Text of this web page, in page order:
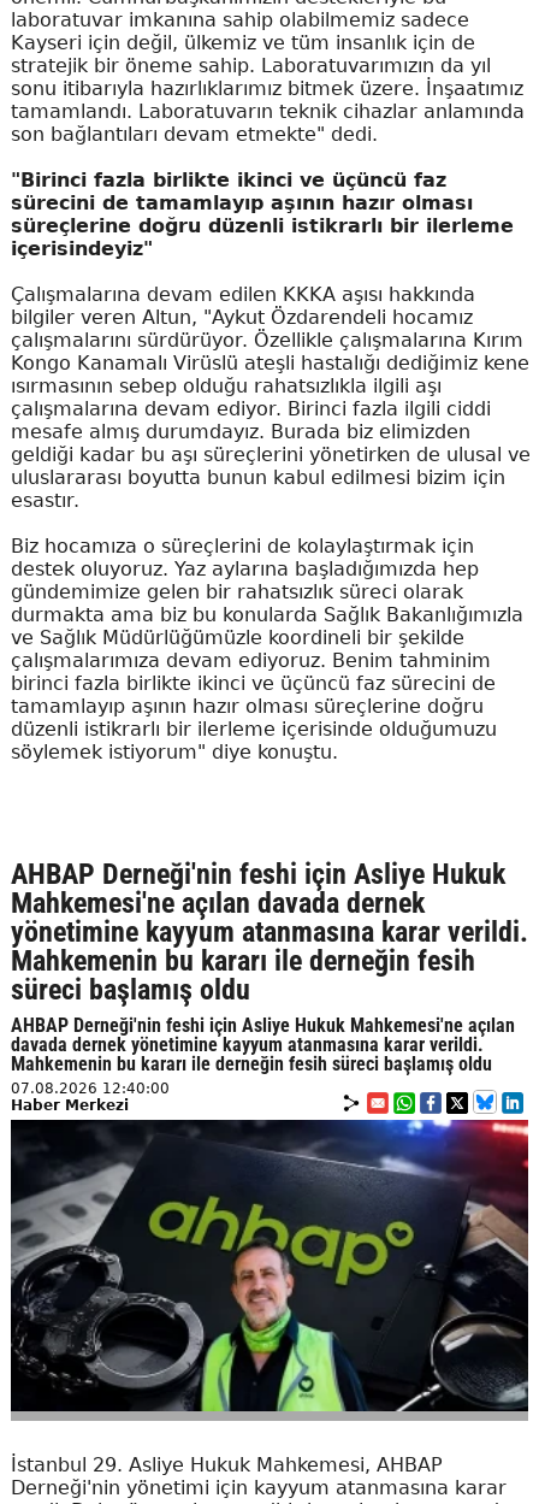
laboratuvar imkanına sahip olabilmemiz sadece
Kayseri için değil, ülkemiz ve tüm insanlık için de
stratejik bir öneme sahip. Laboratuvarımızın da yıl
sonu itibarıyla hazırlıklarımız bitmek üzere. İnşaatımız
tamamlandı. Laboratuvarın teknik cihazlar anlamında
son bağlantıları devam etmekte" dedi.
"Birinci fazla birlikte ikinci ve üçüncü faz
sürecini de tamamlayıp aşının hazır olması
süreçlerine doğru düzenli istikrarlı bir ilerleme
içerisindeyiz"
Çalışmalarına devam edilen KKKA aşısı hakkında
bilgiler veren Altun, "Aykut Özdarendeli hocamız
çalışmalarını sürdürüyor. Özellikle çalışmalarına Kırım
Kongo Kanamalı Virüslü ateşli hastalığı dediğimiz kene
ısırmasının sebep olduğu rahatsızlıkla ilgili aşı
çalışmalarına devam ediyor. Birinci fazla ilgili ciddi
mesafe almış durumdayız. Burada biz elimizden
geldiği kadar bu aşı süreçlerini yönetirken de ulusal ve
uluslararası boyutta bunun kabul edilmesi bizim için
esastır.
Biz hocamıza o süreçlerini de kolaylaştırmak için
destek oluyoruz. Yaz aylarına başladığımızda hep
gündemimize gelen bir rahatsızlık süreci olarak
durmakta ama biz bu konularda Sağlık Bakanlığımızla
ve Sağlık Müdürlüğümüzle koordineli bir şekilde
çalışmalarımıza devam ediyoruz. Benim tahminim
birinci fazla birlikte ikinci ve üçüncü faz sürecini de
tamamlayıp aşının hazır olması süreçlerine doğru
düzenli istikrarlı bir ilerleme içerisinde olduğumuzu
söylemek istiyorum" diye konuştu.
AHBAP Derneği'nin feshi için Asliye Hukuk
Mahkemesi'ne açılan davada dernek
yönetimine kayyum atanmasına karar verildi.
Mahkemenin bu kararı ile derneğin fesih
süreci başlamış oldu
AHBAP Derneği'nin feshi için Asliye Hukuk Mahkemesi'ne açılan
davada dernek yönetimine kayyum atanmasına karar verildi.
Mahkemenin bu kararı ile derneğin fesih süreci başlamış oldu
07.08.2026 12:40:00
Haber Merkezi
İstanbul 29. Asliye Hukuk Mahkemesi, AHBAP
Derneği'nin yönetimi için kayyum atanmasına karar